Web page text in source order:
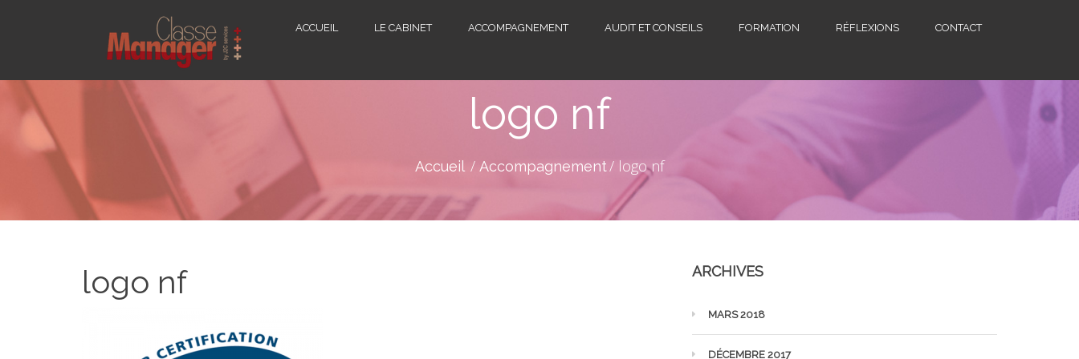
ACCUEIL LE CABINET ACCOMPAGNEMENT AUDIT ET CONSEILS FORMATION RÉFLEXIONS CONTACT
logo nf
Accueil Accompagnement logo nf
logo nf ARCHIVES
MARS 2018
DÉCEMBRE 2017